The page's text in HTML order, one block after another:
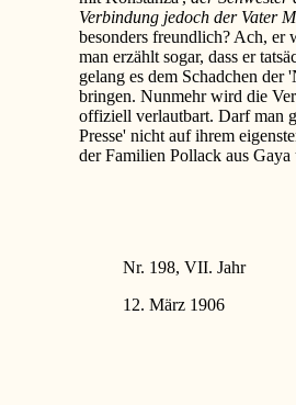
Verbindung jedoch der Vater
besonders freundlich? Ach, er
man erzählt sogar, dass er
gelang es dem Schadchen der
bringen. Nunmehr wird die
offiziell verlautbart. Darf man
Presse' nicht auf ihrem
der Familien Pollack aus
Nr. 198, VII. Jahr
12. März 1906